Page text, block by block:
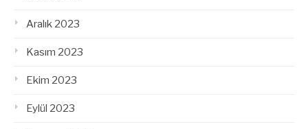
Aralık 2023
Kasım 2023
Ekim 2023
Eylül 2023